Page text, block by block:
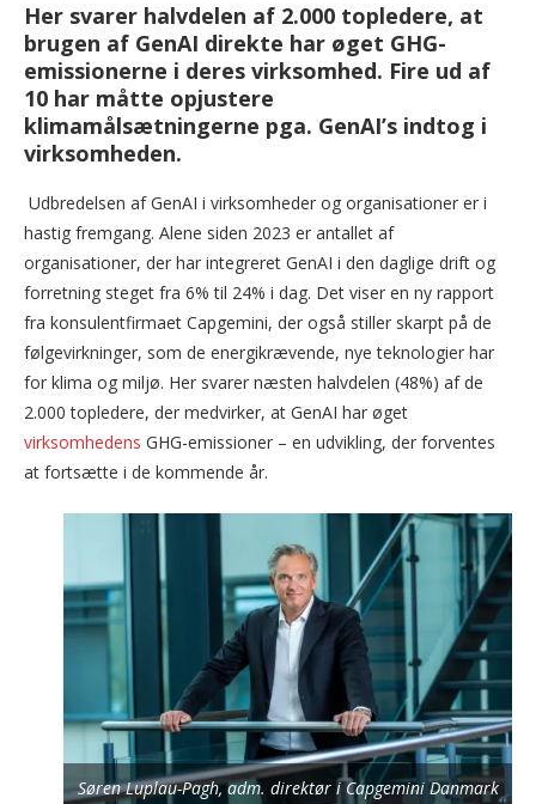
Her svarer halvdelen af 2.000 topledere, at
brugen af GenAI direkte har øget GHG-
emissionerne i deres virksomhed. Fire ud af
10 har måtte opjustere
klimamålsætningerne pga. GenAI’s indtog i
virksomheden.
Udbredelsen af GenAI i virksomheder og organisationer er i
hastig fremgang. Alene siden 2023 er antallet af
organisationer, der har integreret GenAI i den daglige drift og
forretning steget fra 6% til 24% i dag. Det viser en ny rapport
fra konsulentfirmaet Capgemini, der også stiller skarpt på de
følgevirkninger, som de energikrævende, nye teknologier har
for klima og miljø. Her svarer næsten halvdelen (48%) af de
2.000 topledere, der medvirker, at GenAI har øget
virksomhedens GHG-emissioner – en udvikling, der forventes
at fortsætte i de kommende år.
Søren Luplau-Pagh, adm. direktør i Capgemini Danmark